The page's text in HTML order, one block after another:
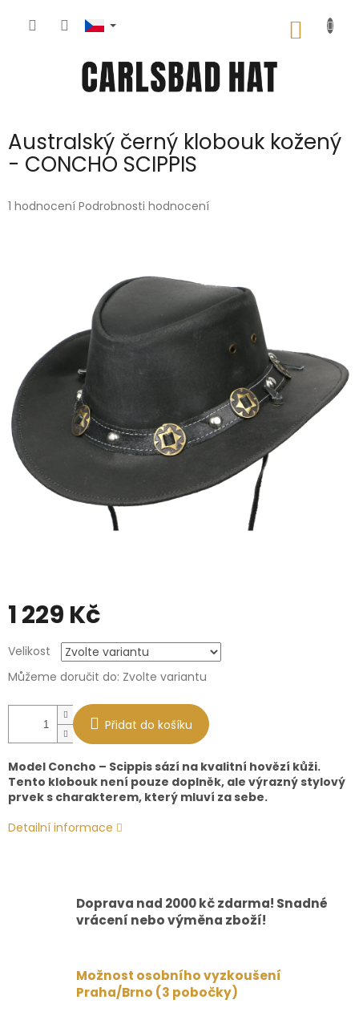
Australský černý klobouk kožený
- CONCHO SCIPPIS
Průměrné
1 hodnocení Podrobnosti hodnocení
1 229 Kč
cena:
Velikost
Můžeme doručit do: Zvolte variantu
Přidat do košíku
Model Concho – Scippis sází na kvalitní hovězí kůži.
Tento klobouk není pouze doplněk, ale výrazný stylový
prvek s charakterem, který mluví za sebe.
Detailní informace
Doprava nad 2000 kč zdarma! Snadné
vrácení nebo výměna zboží!
Možnost osobního vyzkoušení
Praha/Brno (3 pobočky)